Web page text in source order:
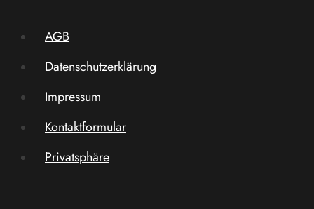
AGB
Datenschutzerklärung
Impressum
Kontaktformular
Privatsphäre